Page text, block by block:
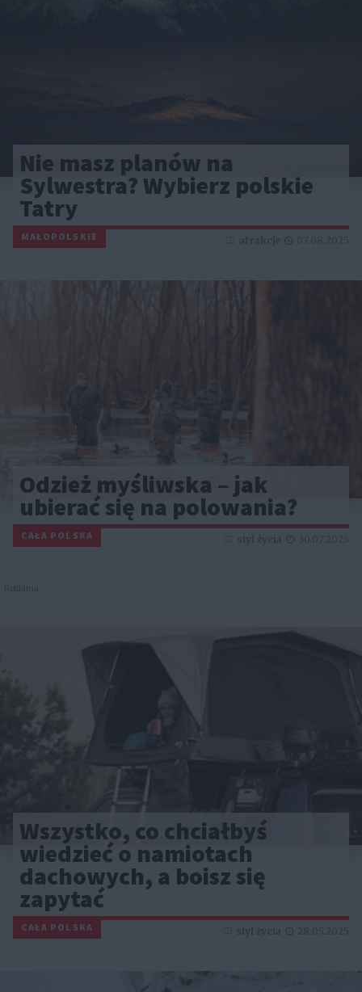
Nie masz planów na
Sylwestra? Wybierz polskie
Tatry
MAŁOPOLSKIE
Odzież myśliwska – jak
ubierać się na polowania?
CAŁA POLSKA
Wszystko, co chciałbyś
wiedzieć o namiotach
dachowych, a boisz się
zapytać
CAŁA POLSKA